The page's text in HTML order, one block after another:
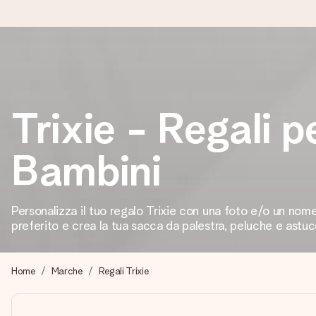
Prepariamo il tuo regalo con attenzione e lo spediamo in un
4,7 (basato su +15.000 recensioni)
I nostri regali ispirano. I clienti ci valutano 4,7 su Google
Realizza qualcosa di unico in pochi passi – con il suo nome,
perfetto.
Trixie - Regali
Bambini
Personalizza il tuo regalo Trixie con una foto e/o un
preferito e crea la tua sacca da palestra, peluche e
Home Marche Regali Trixie